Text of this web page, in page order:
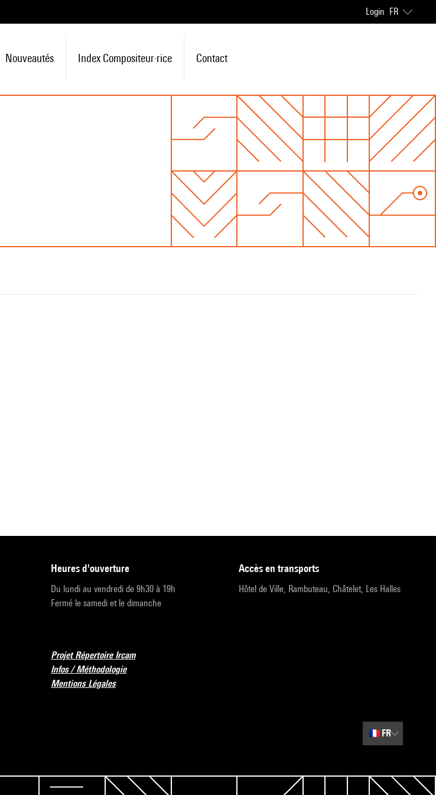
Login FR
Nouveautés Index Compositeur·rice Contact
heures d'ouverture
Du lundi au vendredi de 9h30 à 19h
Fermé le samedi et le dimanche
accès en transports
Hôtel de Ville, Rambuteau, Châtelet, Les Halles
Projet Répertoire Ircam
Infos / Méthodologie
Mentions Légales
🇫🇷 FR